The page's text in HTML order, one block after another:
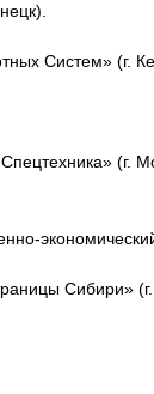
Систем» (г.
(г.
Сибири»